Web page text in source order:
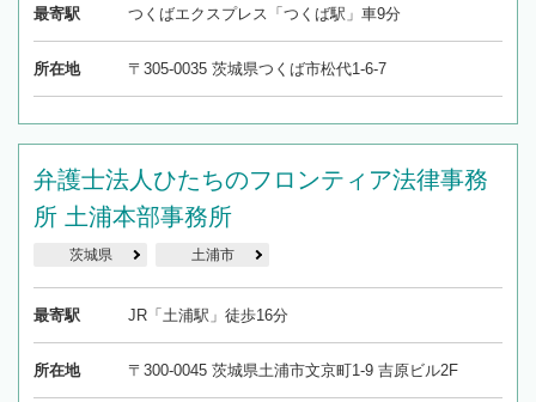
最寄駅 つくばエクスプレス「つくば駅」車9分
所在地 〒305-0035 茨城県つくば市松代1-6-7
弁護士法人ひたちのフロンティア法律事務
所 土浦本部事務所
茨城県 土浦市
最寄駅 JR「土浦駅」徒歩16分
所在地 〒300-0045 茨城県土浦市文京町1-9 吉原ビル2F